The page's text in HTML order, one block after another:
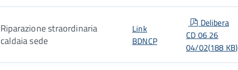
Riparazione straordinaria
caldaia sede
Link
BDNCP
pdf
Delibera
CD 06 26
04/02(188 KB)